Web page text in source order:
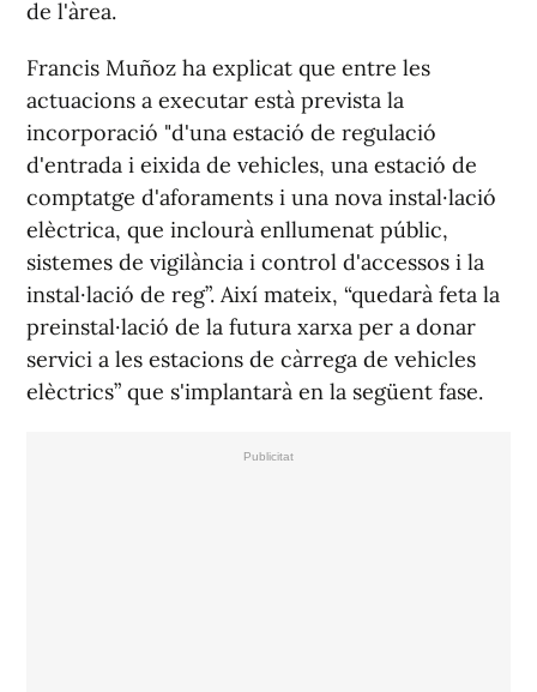
de l'àrea.
Francis Muñoz ha explicat que entre les
actuacions a executar està prevista la
incorporació "d'una estació de regulació
d'entrada i eixida de vehicles, una estació de
comptatge d'aforaments i una nova instal·lació
elèctrica, que inclourà enllumenat públic,
sistemes de vigilància i control d'accessos i la
instal·lació de reg”. Així mateix, “quedarà feta la
preinstal·lació de la futura xarxa per a donar
servici a les estacions de càrrega de vehicles
elèctrics” que s'implantarà en la següent fase.